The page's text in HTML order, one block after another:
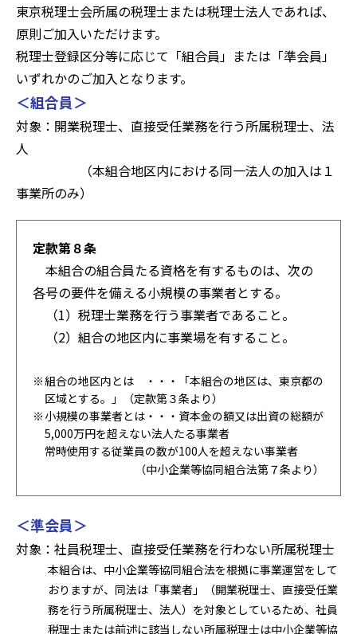
東京税理士会所属の税理士または税理士法人であれば、
原則ご加入いただけます。
税理士登録区分等に応じて「組合員」または「準会員」
いずれかのご加入となります。
＜組合員＞
対象：開業税理士、直接受任業務を行う所属税理士、法
人
（本組合地区内における同一法人の加入は１
事業所のみ）
定款第８条
本組合の組合員たる資格を有するものは、次の
各号の要件を備える小規模の事業者とする。
（1）税理士業務を行う事業者であること。
（2）組合の地区内に事業場を有すること。
組合の地区内とは ・・・「本組合の地区は、東京都の
区域とする。」（定款第３条より）
小規模の事業者とは・・・資本金の額又は出資の総額が
5,000万円を超えない法人たる事業者
常時使用する従業員の数が100人を超えない事業者
（中小企業等協同組合法第７条より）
＜準会員＞
対象：社員税理士、直接受任業務を行わない所属税理士
本組合は、中小企業等協同組合法を根拠に事業運営をして
おりますが、同法は「事業者」（開業税理士、直接受任業
務を行う所属税理士、法人）を対象としているため、社員
税理士または前述に該当しない所属税理士は中小企業等協